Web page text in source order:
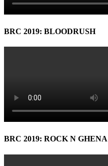
BRC 2019: BLOODRUSH
BRC 2019: ROCK N GHENA